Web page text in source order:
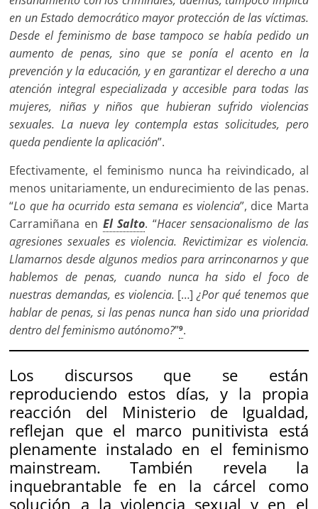
en un Estado democrático mayor protección de las víctimas.
Desde el feminismo de base tampoco se había pedido un
aumento de penas, sino que se ponía el acento en la
prevención y la educación, y en garantizar el derecho a una
atención integral especializada y accesible para todas las
mujeres, niñas y niños que hubieran sufrido violencias
sexuales. La nueva ley contempla estas solicitudes, pero
queda pendiente la aplicación”.
Efectivamente, el feminismo nunca ha reivindicado, al
menos unitariamente, un endurecimiento de las penas.
“Lo que ha ocurrido esta semana es violencia”, dice Marta
Carramiñana en El Salto. “Hacer sensacionalismo de las
agresiones sexuales es violencia. Revictimizar es violencia.
Llamarnos desde algunos medios para arrinconarnos y que
hablemos de penas, cuando nunca ha sido el foco de
nuestras demandas, es violencia. […]¿Por qué tenemos que
hablar de penas, si las penas nunca han sido una prioridad
dentro del feminismo autónomo?”9.
Los discursos que se están
reproduciendo estos días, y la propia
reacción del Ministerio de Igualdad,
reflejan que el marco punitivista está
plenamente instalado en el feminismo
mainstream. También revela la
inquebrantable fe en la cárcel como
solución a la violencia sexual y en el